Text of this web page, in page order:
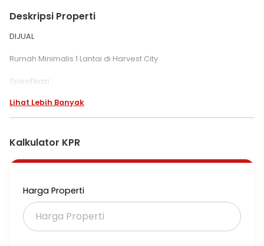
Deskripsi Properti
DIJUAL
Rumah Minimalis 1 Lantai di Harvest City
Spesifikasi :
Bangunan 1 lantai
KT. 2
KM. 1
Carport 1 mobil
AC 1 unit
Air sumur
Semi furnished
Sertipikat HGB
Lihat Lebih Banyak
Kalkulator KPR
Harga Properti